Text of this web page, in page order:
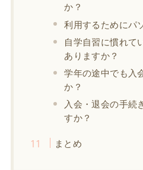
か？
利用するためにパ
自学自習に慣れて
ありますか？
学年の途中でも入
か？
入会・退会の手続
すか？
まとめ